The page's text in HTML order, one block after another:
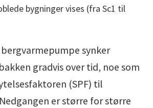
bygninger vises (fra Sc1 til
synker
gradvis over tid, noe som
(SPF) til
er større for større